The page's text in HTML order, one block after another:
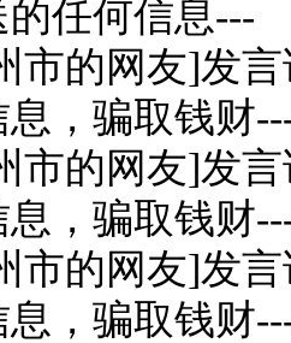
任何信息---
市的网友]发
，骗取钱财
市的网友]发
，骗取钱财
市的网友]发
，骗取钱财